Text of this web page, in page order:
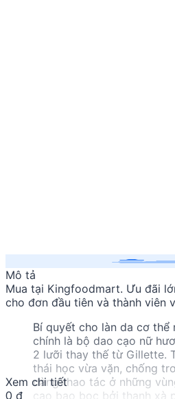
Mô tả
Mua tại Kingfoodmart. Ưu đãi
cho đơn đầu tiên và thành viên
Bí quyết cho làn da cơ thể
chính là bộ dao cạo nữ
2 lưỡi thay thế từ Gillette.
thái học vừa vặn, chống
dàng thao tác ở những
cạo bao bọc bởi thanh xà
Xem chi tiết
0 đ